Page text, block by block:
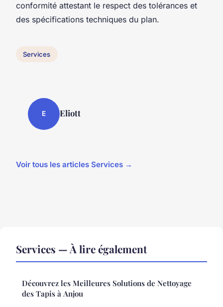
conformité attestant le respect des tolérances et
des spécifications techniques du plan.
Services
E Eliott
Voir tous les articles Services →
Services — À lire également
Découvrez les Meilleures Solutions de Nettoyage
des Tapis à Anjou